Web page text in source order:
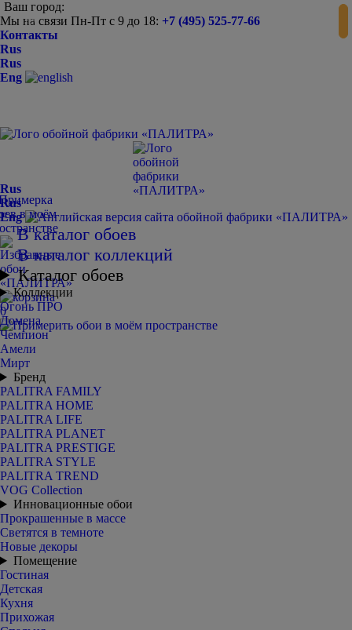
Ваш город:
Мы на связи Пн-Пт с 9 до 18: +7 (495) 525-77-66
Контакты
Rus
Rus
Eng
0
Rus
Rus
Eng
В каталог обоев
В каталог коллекций
Каталог обоев
Коллекции
Огонь ПРО
Домена
Чемпион
Амели
Мирт
Бренд
PALITRA FAMILY
PALITRA HOME
PALITRA LIFE
PALITRA PLANET
PALITRA PRESTIGE
PALITRA STYLE
PALITRA TREND
VOG Collection
Инновационные обои
Прокрашенные в массе
Светятся в темноте
Новые декоры
Помещение
Гостиная
Детская
Кухня
Прихожая
-